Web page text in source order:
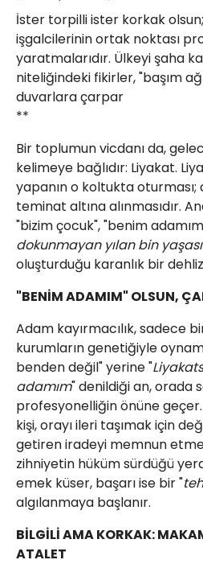
İster torpilli ister korkak
işgalcilerinin ortak noktası
yaratmalarıdır. Ülkeyi şaha
niteliğindeki fikirler, "başım
duvarlara çarpar
**
​Bir toplumun vicdanı da,
kelimeye bağlıdır: Liyakat.
yapanın o koltukta
teminat altına alınmasıdır.
"bizim çocuk", "benim
dokunmayan yılan bin
oluşturduğu karanlık bir
​"BENİM ADAMIM" OLSUN,
​Adam kayırmacılık, sadece
kurumların genetiğiyle
benden değil" yerine "
adamım" denildiği an, orada
profesyonelliğin önüne
kişi, orayı ileri taşımak için
getiren iradeyi memnun
zihniyetin hüküm sürdüğü
emek küser, başarı ise bir "
algılanmaya başlanır.
​BİLGİLİ AMA KORKAK:
ATALET
Web